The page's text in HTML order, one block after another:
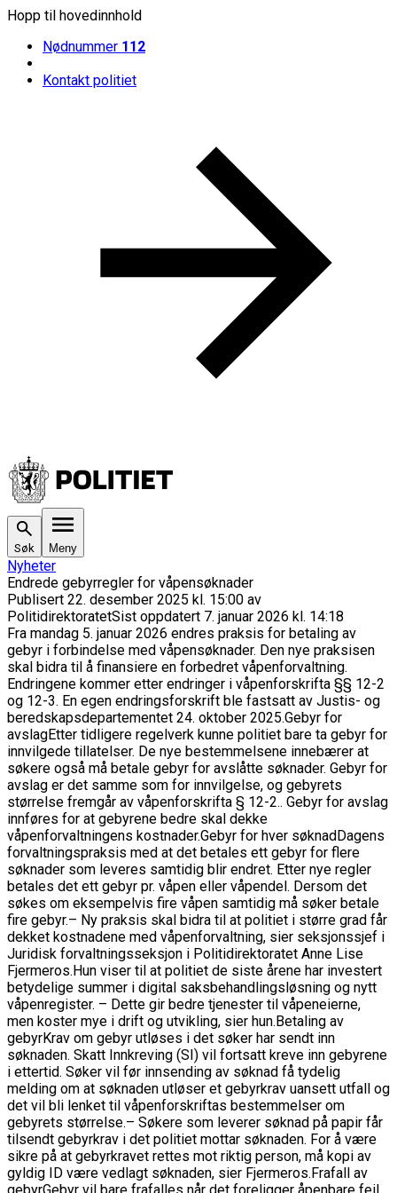
Hopp til hovedinnhold
Nødnummer 112
Kontakt politiet
Søk Meny
Nyheter
Endrede gebyrregler for våpensøknader
Publisert 22. desember 2025 kl. 15:00 av
PolitidirektoratetSist oppdatert 7. januar 2026 kl. 14:18
Fra mandag 5. januar 2026 endres praksis for betaling av
gebyr i forbindelse med våpensøknader. Den nye praksisen
skal bidra til å finansiere en forbedret våpenforvaltning.
Endringene kommer etter endringer i våpenforskrifta §§ 12-2
og 12-3. En egen endringsforskrift ble fastsatt av Justis- og
beredskapsdepartementet 24. oktober 2025.Gebyr for
avslagEtter tidligere regelverk kunne politiet bare ta gebyr for
innvilgede tillatelser. De nye bestemmelsene innebærer at
søkere også må betale gebyr for avslåtte søknader. Gebyr for
avslag er det samme som for innvilgelse, og gebyrets
størrelse fremgår av våpenforskrifta § 12-2.. Gebyr for avslag
innføres for at gebyrene bedre skal dekke
våpenforvaltningens kostnader.Gebyr for hver søknadDagens
forvaltningspraksis med at det betales ett gebyr for flere
søknader som leveres samtidig blir endret. Etter nye regler
betales det ett gebyr pr. våpen eller våpendel. Dersom det
søkes om eksempelvis fire våpen samtidig må søker betale
fire gebyr.– Ny praksis skal bidra til at politiet i større grad får
dekket kostnadene med våpenforvaltning, sier seksjonssjef i
Juridisk forvaltningsseksjon i Politidirektoratet Anne Lise
Fjermeros.Hun viser til at politiet de siste årene har investert
betydelige summer i digital saksbehandlingsløsning og nytt
våpenregister. – Dette gir bedre tjenester til våpeneierne,
men koster mye i drift og utvikling, sier hun.Betaling av
gebyrKrav om gebyr utløses i det søker har sendt inn
søknaden. Skatt Innkreving (SI) vil fortsatt kreve inn gebyrene
i ettertid. Søker vil før innsending av søknad få tydelig
melding om at søknaden utløser et gebyrkrav uansett utfall og
det vil bli lenket til våpenforskriftas bestemmelser om
gebyrets størrelse.– Søkere som leverer søknad på papir får
tilsendt gebyrkrav i det politiet mottar søknaden. For å være
sikre på at gebyrkravet rettes mot riktig person, må kopi av
gyldig ID være vedlagt søknaden, sier Fjermeros.Frafall av
gebyrGebyr vil bare frafalles når det foreligger åpenbare feil.